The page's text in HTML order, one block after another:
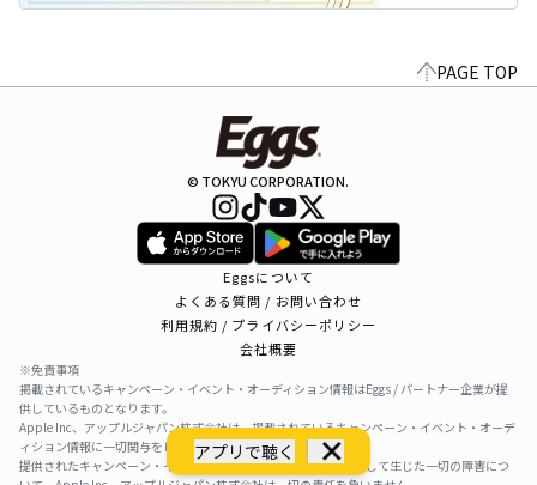
アプリで聴く
PAGE TOP
© TOKYU CORPORATION.
Eggsについて
よくある質問 / お問い合わせ
利用規約 / プライバシーポリシー
会社概要
※免責事項
掲載されているキャンペーン・イベント・オーディション情報はEggs / パートナー企業が提
供しているものとなります。
Apple Inc、アップルジャパン株式会社は、掲載されているキャンペーン・イベント・オーデ
ィション情報に一切関与をしておりません。
提供されたキャンペーン・イベント・オーディション情報を利用して生じた一切の障害につ